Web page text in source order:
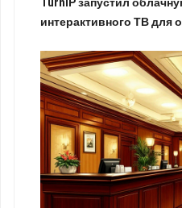
интерактивного ТВ для